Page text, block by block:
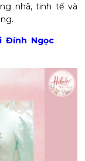
nhã, tinh tế và
Đính Ngọc